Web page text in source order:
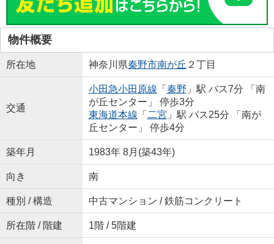
物件概要
所在地 神奈川県秦野市南が丘 ２丁目
交通
小田急小田原線 「 秦野 」駅 バス7分 「南
が丘センター」 停歩3分
東海道本線 「 二宮 」駅 バス25分 「南が
丘センター」 停歩4分
築年月 1983年 8月(築43年)
向き 南
種別 / 構造 中古マンション / 鉄筋コンクリート
所在階 / 階建 1階 / 5階建